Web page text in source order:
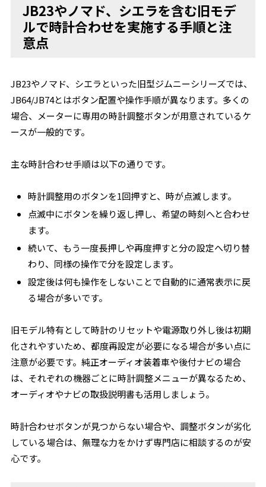
JB23やノマド、シエラを含む旧モデ
ルで時計合わせを実施する手順と注
意点
JB23やノマド、シエラといった旧型ジムニーシリーズでは、
JB64/JB74とはボタン配置や操作手順が異なります。多くの
場合、メーターに専用の時計調整ボタンが用意されているケ
ースが一般的です。
主な時計合わせ手順は以下の通りです。
時計調整用のボタンを1回押すと、時が点滅します。
点滅中にボタンを繰り返し押し、希望の時刻へと合わせ
ます。
続いて、もう一度長押しや再度押すと分の設定へ切り替
わり、同様の操作で分を設定します。
設定後は何も操作をしないことで自動的に通常表示に戻
る場合が多いです。
旧モデル特有として時計のリセットや電源取り外し後は初期
化されやすいため、都度再設定が必要になる場合が多い点に
注意が必要です。純正オーディオ装着車や後付ナビの場合
は、それぞれの機器ごとに時計調整メニューが異なるため、
オーディオやナビの取扱説明書も活用しましょう。
時計合わせボタンが見つからない場合や、調整ボタンが劣化
している場合は、無理な力をかけず専門店に相談するのが安
心です。